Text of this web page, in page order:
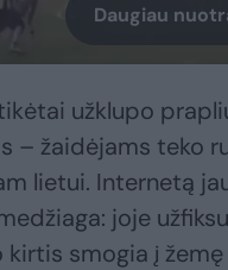
Daugiau
užklupo
– žaidėjams teko
lietui. Internetą
joje
kirtis smogia į